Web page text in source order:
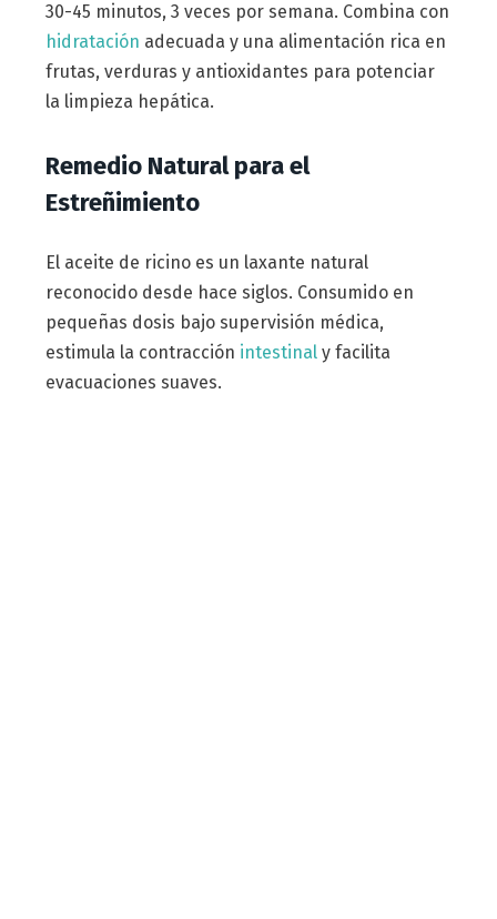
30-45 minutos, 3 veces por semana. Combina con
hidratación adecuada y una alimentación rica en
frutas, verduras y antioxidantes para potenciar
la limpieza hepática.
Remedio Natural para el
Estreñimiento
El aceite de ricino es un laxante natural
reconocido desde hace siglos. Consumido en
pequeñas dosis bajo supervisión médica,
estimula la contracción intestinaly facilita
evacuaciones suaves.